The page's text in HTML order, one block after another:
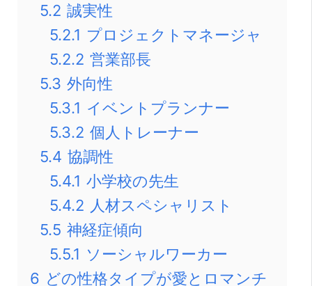
5.2 誠実性
5.2.1 プロジェクトマネージャ
5.2.2 営業部長
5.3 外向性
5.3.1 イベントプランナー
5.3.2 個人トレーナー
5.4 協調性
5.4.1 小学校の先生
5.4.2 人材スペシャリスト
5.5 神経症傾向
5.5.1 ソーシャルワーカー
6 どの性格タイプが愛とロマンチ